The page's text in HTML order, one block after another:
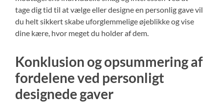
tage dig tid til at vælge eller designe en personlig gave vil
du helt sikkert skabe uforglemmelige øjeblikke og vise
dine kære, hvor meget du holder af dem.
Konklusion og opsummering af
fordelene ved personligt
designede gaver